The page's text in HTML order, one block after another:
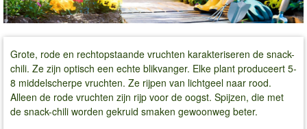
Grote, rode en rechtopstaande vruchten karakteriseren de snack-
chili. Ze zijn optisch een echte blikvanger. Elke plant produceert 5-
8 middelscherpe vruchten. Ze rijpen van lichtgeel naar rood.
Alleen de rode vruchten zijn rijp voor de oogst. Spijzen, die met
de snack-chili worden gekruid smaken gewoonweg beter.